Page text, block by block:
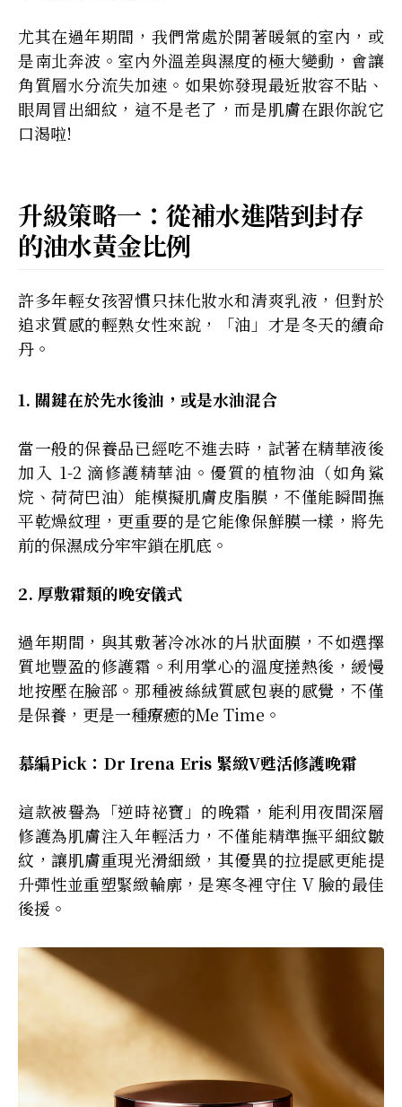
尤其在過年期間，我們常處於開著暖氣的室內，或
是南北奔波。室內外溫差與濕度的極大變動，會讓
角質層水分流失加速。如果妳發現最近妝容不貼、
眼周冒出細紋，這不是老了，而是肌膚在跟你說它
口渴啦!
升級策略一：從補水進階到封存
的油水黃金比例
許多年輕女孩習慣只抹化妝水和清爽乳液，但對於
追求質感的輕熟女性來說，「油」才是冬天的續命
丹。
1. 關鍵在於先水後油，或是水油混合
當一般的保養品已經吃不進去時，試著在精華液後
加入 1-2 滴修護精華油。優質的植物油（如角鯊
烷、荷荷巴油）能模擬肌膚皮脂膜，不僅能瞬間撫
平乾燥紋理，更重要的是它能像保鮮膜一樣，將先
前的保濕成分牢牢鎖在肌底。
2. 厚敷霜類的晚安儀式
過年期間，與其敷著冷冰冰的片狀面膜，不如選擇
質地豐盈的修護霜。利用掌心的溫度搓熱後，緩慢
地按壓在臉部。那種被絲絨質感包裹的感覺，不僅
是保養，更是一種療癒的Me Time。
慕編Pick：Dr Irena Eris 緊緻V甦活修護晚霜
這款被譽為「逆時祕寶」的晚霜，能利用夜間深層
修護為肌膚注入年輕活力，不僅能精準撫平細紋皺
紋，讓肌膚重現光滑細緻，其優異的拉提感更能提
升彈性並重塑緊緻輪廓，是寒冬裡守住 V 臉的最佳
後援。